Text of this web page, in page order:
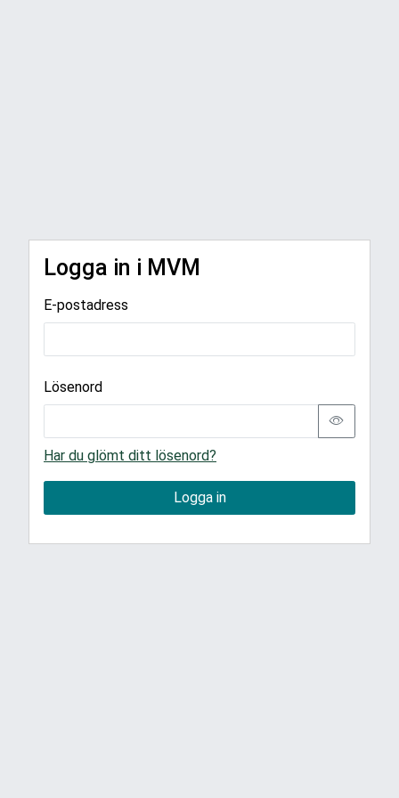
Logga in i MVM
E-postadress
Lösenord
Har du glömt ditt lösenord?
Logga in